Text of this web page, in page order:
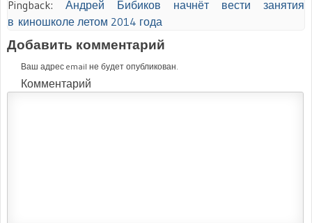
Pingback: Андрей Бибиков начнёт вести занятия
в киношколе летом 2014 года
Добавить комментарий
Ваш адрес email не будет опубликован.
Комментарий